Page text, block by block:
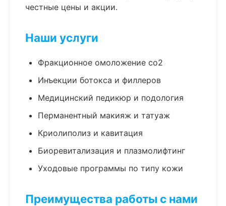
честные цены и акции.
Наши услуги
Фракционное омоложение co2
Инъекции ботокса и филлеров
Медицинский педикюр и подология
Перманентный макияж и татуаж
Криолиполиз и кавитация
Биоревитализация и плазмолифтинг
Уходовые программы по типу кожи
Преимущества работы с нами